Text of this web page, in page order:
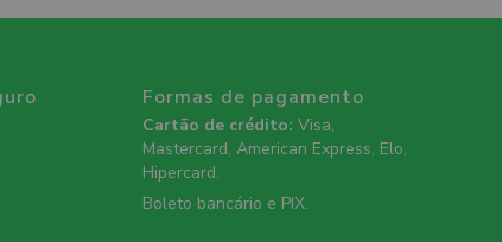
Formas de pagamento
Cartão de crédito: Visa,
Mastercard, American Express, Elo,
Hipercard.
Boleto bancário e PIX.